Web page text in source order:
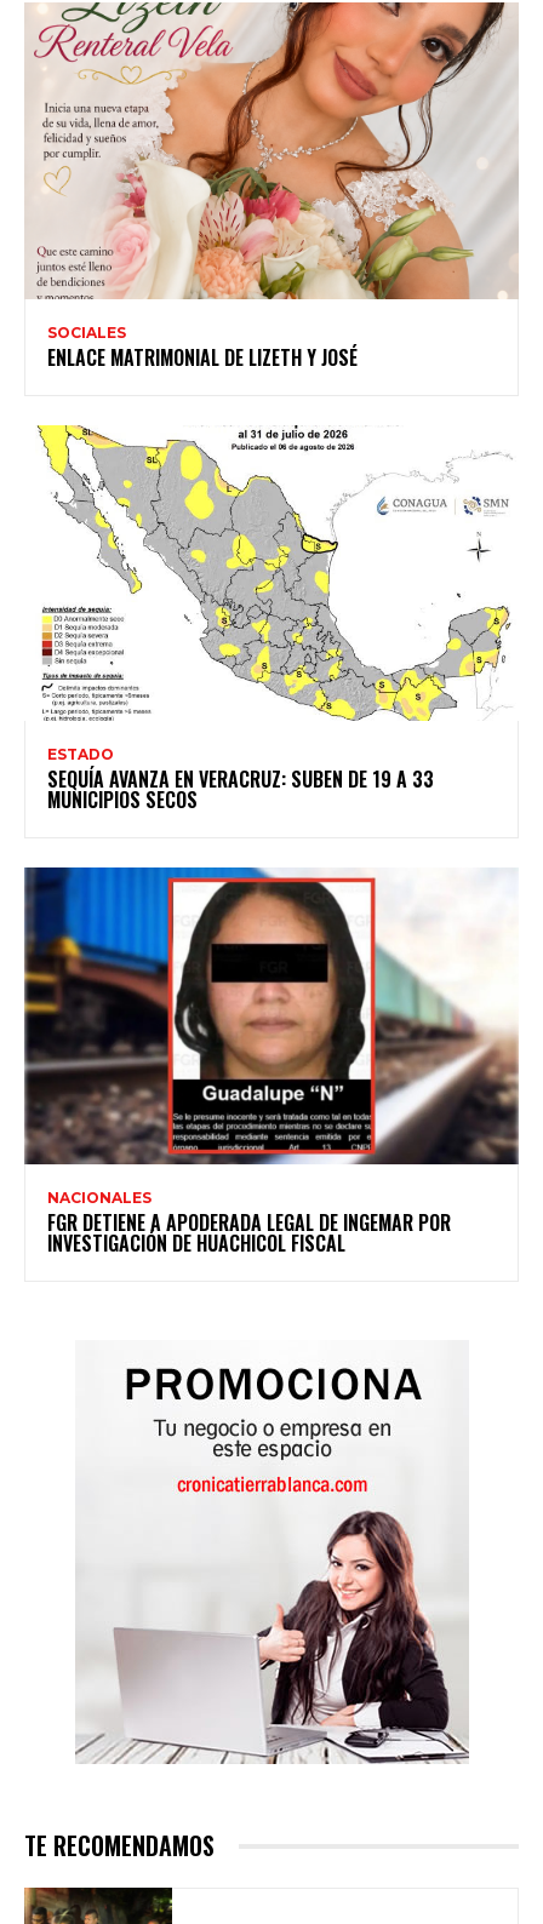
SOCIALES
ENLACE MATRIMONIAL DE LIZETH Y JOSÉ
ESTADO
SEQUÍA AVANZA EN VERACRUZ: SUBEN DE 19 A 33
MUNICIPIOS SECOS
NACIONALES
FGR DETIENE A APODERADA LEGAL DE INGEMAR POR
INVESTIGACIÓN DE HUACHICOL FISCAL
TE RECOMENDAMOS